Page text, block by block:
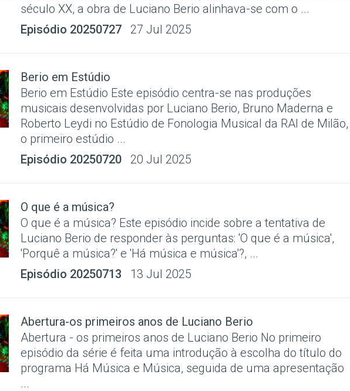
século XX, a obra de Luciano Berio alinhava-se com o ...
Episódio 20250727
27 Jul 2025
Berio em Estúdio
Berio em Estúdio Este episódio centra-se nas produções
musicais desenvolvidas por Luciano Berio, Bruno Maderna e
Roberto Leydi no Estúdio de Fonologia Musical da RAI de Milão,
o primeiro estúdio ...
Episódio 20250720
20 Jul 2025
O que é a música?
O que é a música? Este episódio incide sobre a tentativa de
Luciano Berio de responder às perguntas: 'O que é a música',
'Porquê a música?' e 'Há música e música'?, ...
Episódio 20250713
13 Jul 2025
Abertura-os primeiros anos de Luciano Berio
Abertura - os primeiros anos de Luciano Berio No primeiro
episódio da série é feita uma introdução à escolha do título do
programa Há Música e Música, seguida de uma apresentação
...